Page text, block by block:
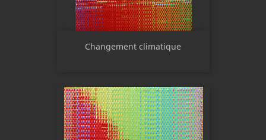
Changement climatique